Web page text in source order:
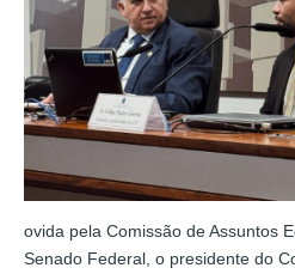
ovida pela Comissão de Assuntos
Senado Federal, o presidente do